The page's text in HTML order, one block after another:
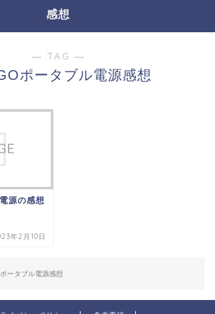
感想
― TAG ―
ポータブル電源感想
源の感想
年2月10日
ータブル電源感想